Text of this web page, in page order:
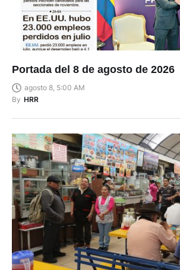
Portada del 8 de agosto de 2026
agosto 8, 5:00 AM
By HRR